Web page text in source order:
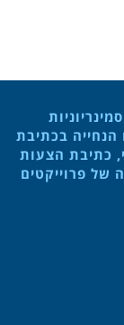
בכתיבת
כתיבת הצעות
של פרוייקטים